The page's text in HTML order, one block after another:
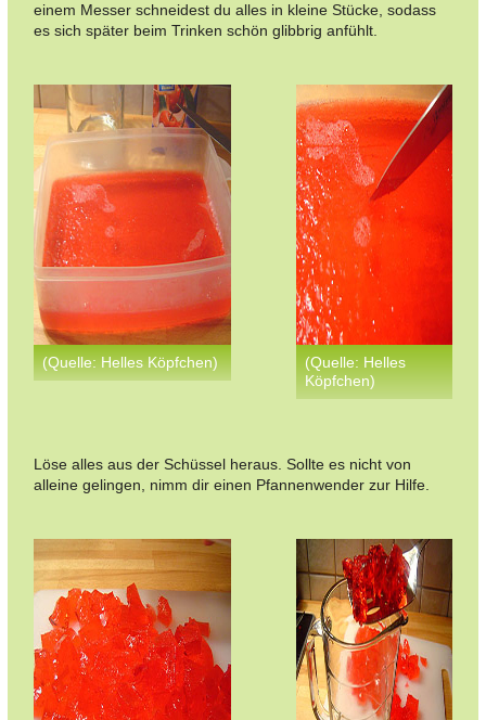
einem Messer schneidest du alles in kleine Stücke, sodass
es sich später beim Trinken schön glibbrig anfühlt.
(Quelle: Helles Köpfchen)
(Quelle: Helles
Köpfchen)
Löse alles aus der Schüssel heraus. Sollte es nicht von
alleine gelingen, nimm dir einen Pfannenwender zur Hilfe.